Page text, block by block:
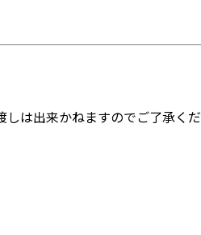
は出来かねますのでご了承くだ